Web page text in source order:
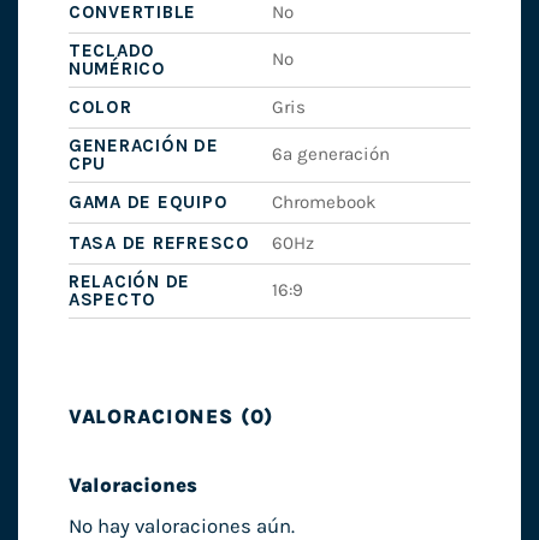
CONVERTIBLE
No
TECLADO
NUMÉRICO
No
COLOR
Gris
GENERACIÓN DE
CPU
6ª generación
GAMA DE EQUIPO
Chromebook
TASA DE REFRESCO
60Hz
RELACIÓN DE
ASPECTO
16:9
VALORACIONES (0)
Valoraciones
No hay valoraciones aún.